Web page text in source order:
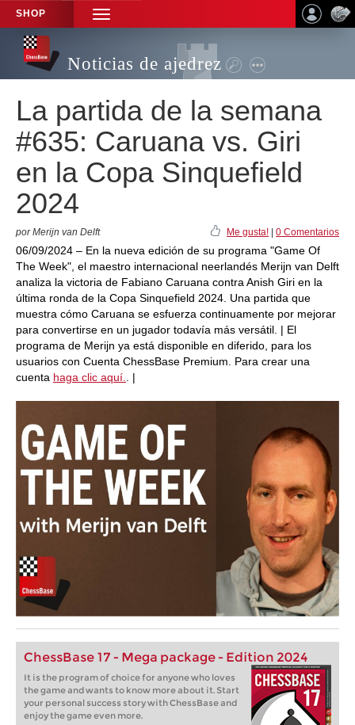
SHOP
TOGGLE
NAVIGATION
Noticias de ajedrez
La partida de la semana
#635: Caruana vs. Giri
en la Copa Sinquefield
2024
por Merijn van Delft Me gusta! 0 Comentarios
06/09/2024 – En la nueva edición de su programa "Game Of
The Week", el maestro internacional neerlandés Merijn van Delft
analiza la victoria de Fabiano Caruana contra Anish Giri en la
última ronda de la Copa Sinquefield 2024. Una partida que
muestra cómo Caruana se esfuerza continuamente por mejorar
para convertirse en un jugador todavía más versátil. | El
programa de Merijn ya está disponible en diferido, para los
usuarios con Cuenta ChessBase Premium. Para crear una
cuenta haga clic aquí. . |
ChessBase 17 - Mega package - Edition 2024
It is the program of choice for anyone who loves
the game and wants to know more about it. Start
your personal success story with ChessBase and
enjoy the game even more.